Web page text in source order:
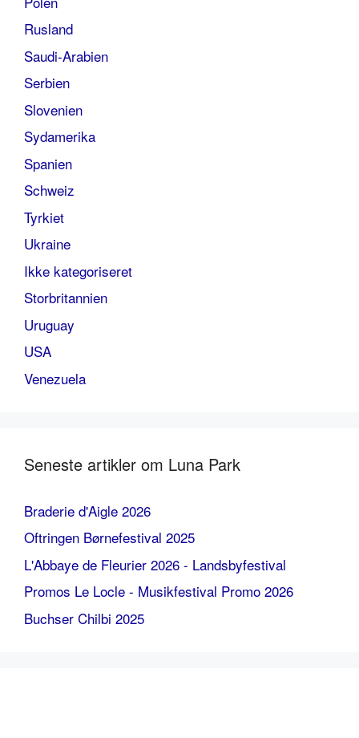
Rusland
Saudi-Arabien
Serbien
Slovenien
Sydamerika
Spanien
Schweiz
Tyrkiet
Ukraine
Ikke kategoriseret
Storbritannien
Uruguay
USA
Venezuela
Seneste artikler om Luna Park
Braderie d'Aigle 2026
Oftringen Børnefestival 2025
L'Abbaye de Fleurier 2026 - Landsbyfestival
Promos Le Locle - Musikfestival Promo 2026
Buchser Chilbi 2025